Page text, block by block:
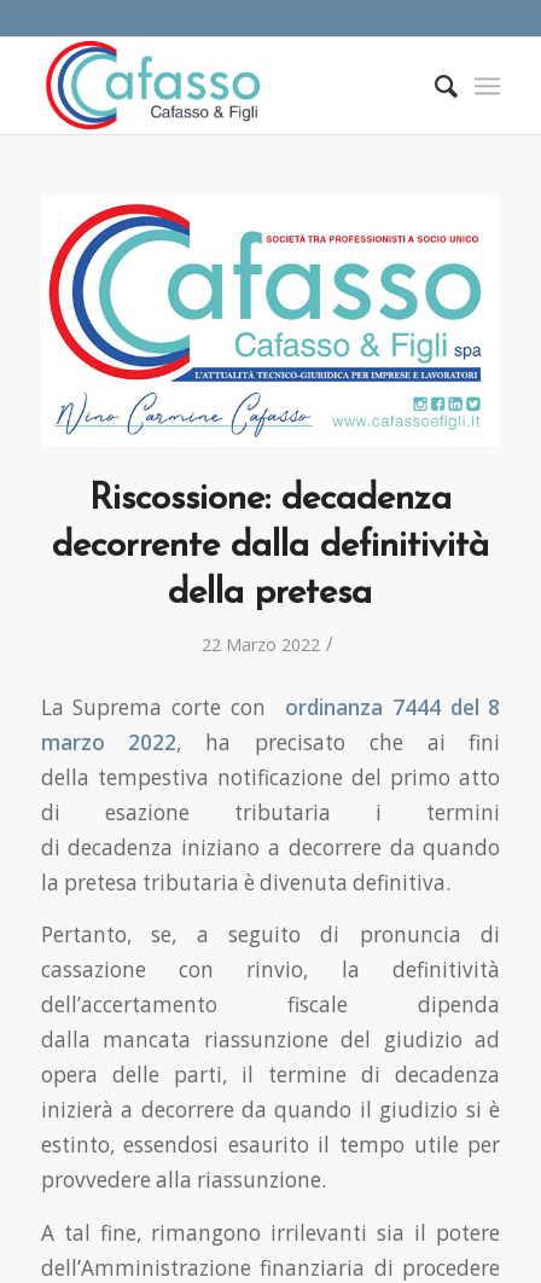
Riscossione: decadenza
decorrente dalla definitività
della pretesa
22 Marzo 2022 /
La Suprema corte con ordinanza 7444 del 8
marzo 2022, ha precisato che ai fini
della tempestiva notificazione del primo atto
di esazione tributaria i termini
di decadenza iniziano a decorrere da quando
la pretesa tributaria è divenuta definitiva.
Pertanto, se, a seguito di pronuncia di
cassazione con rinvio, la definitività
dell’accertamento fiscale dipenda
dalla mancata riassunzione del giudizio ad
opera delle parti, il termine di decadenza
inizierà a decorrere da quando il giudizio si è
estinto, essendosi esaurito il tempo utile per
provvedere alla riassunzione.
A tal fine, rimangono irrilevanti sia il potere
dell’Amministrazione finanziaria di procedere